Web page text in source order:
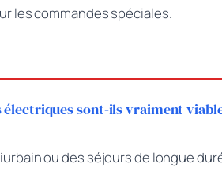
les commandes spéciales.
électriques sont-ils vraiment
ou des séjours de longue